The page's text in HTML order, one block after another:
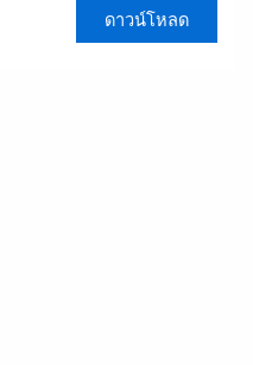
ดาวน์โหลด